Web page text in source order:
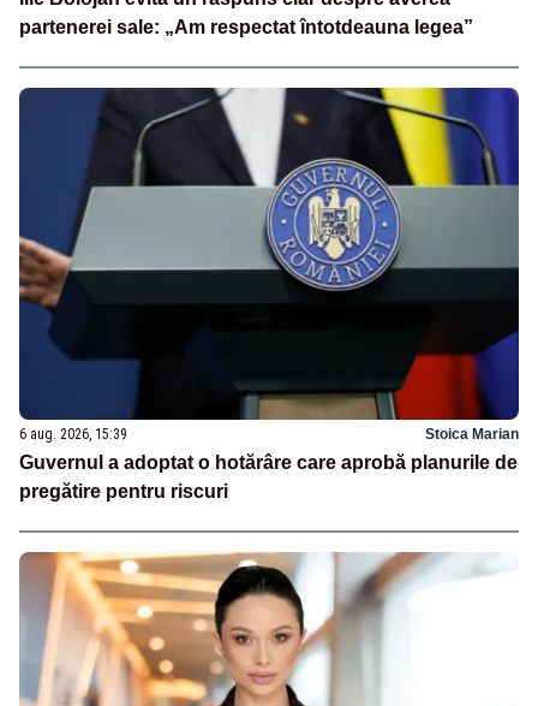
partenerei sale: „Am respectat întotdeauna legea”
6 aug. 2026, 15:39 Stoica Marian
Guvernul a adoptat o hotărâre care aprobă planurile de
pregătire pentru riscuri